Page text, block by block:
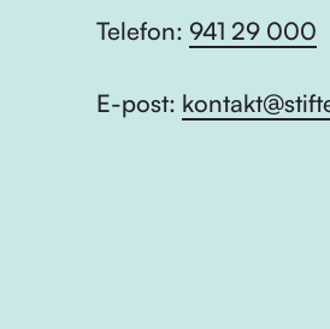
Telefon: 941 29 000
E-post: